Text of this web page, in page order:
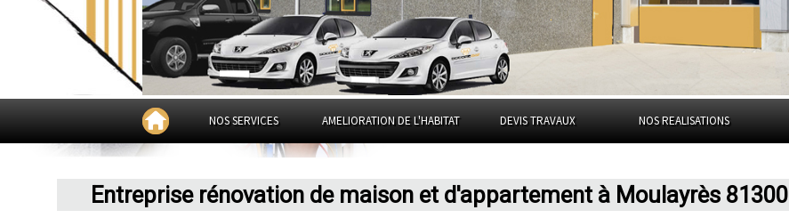
NOS SERVICES AMELIORATION DE L'HABITAT DEVIS TRAVAUX NOS REALISATIONS
Entreprise rénovation de maison et d'appartement à Moulayrès 81300